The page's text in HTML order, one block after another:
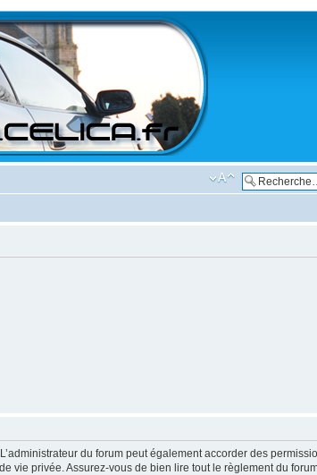
du forum peut également accorder des
vie privée. Assurez-vous de bien lire tout le règlement du